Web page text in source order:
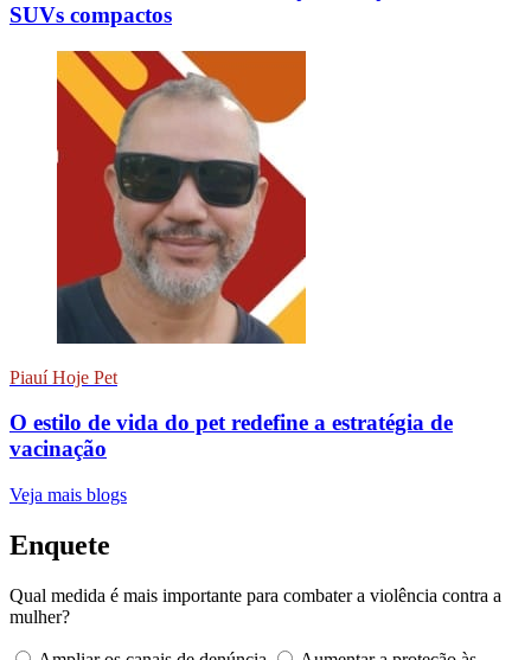
SUVs compactos
Piauí Hoje Pet
O estilo de vida do pet redefine a estratégia de
vacinação
Veja mais blogs
Enquete
Qual medida é mais importante para combater a violência contra a
mulher?